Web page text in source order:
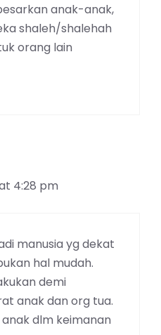
anak-anak,
shaleh/shalehah
orang lain
4:28 pm
manusia yg dekat
hal mudah.
demi
anak dan org tua.
dlm keimanan